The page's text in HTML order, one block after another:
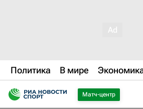
Политика В мире
Матч-центр